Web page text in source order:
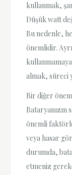
kullanmak,
Düşük watt
Bu nedenle,
önemlidir.
almak, süreci
Bir diğer
Bataryanızın
önemli
veya hasar
durumda,
etmeniz